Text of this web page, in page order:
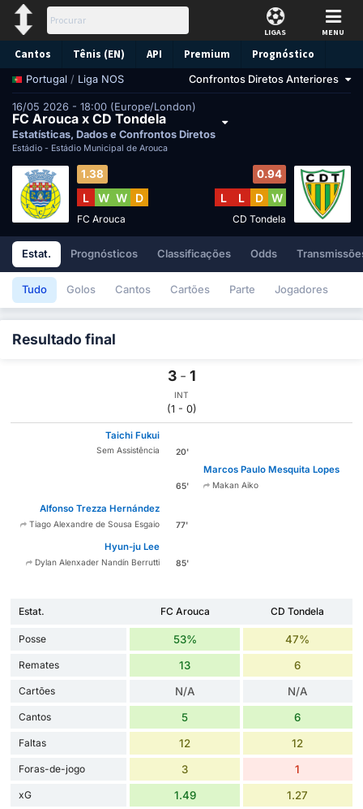
LIGAS MENU
Cantos Tênis (EN) API Premium Prognóstico
Portugal / Liga NOS Confrontos Diretos Anteriores
16/05 2026 - 18:00 (Europe/London)
FC Arouca x CD Tondela
Estatísticas, Dados e Confrontos Diretos
Estádio - Estádio Municipal de Arouca
1.38
L W W D
FC Arouca
0.94
L L D W
CD Tondela
Estat. Prognósticos Classificações Odds
Tudo Golos Cantos Cartões Parte Jogadores
Resultado final
3 - 1
INT
(1 - 0)
Taichi Fukui
Sem Assistência 20'
65'
Marcos Paulo Mesquita Lopes
Makan Aiko
Alfonso Trezza Hernández
Tiago Alexandre de Sousa Esgaio 77'
Hyun-ju Lee
Dylan Alenxader Nandín Berrutti 85'
Estat. FC Arouca CD Tondela
Posse 53% 47%
Remates 13 6
Cartões N/A N/A
Cantos 5 6
Faltas 12 12
Foras-de-jogo 3 1
xG 1.49 1.27